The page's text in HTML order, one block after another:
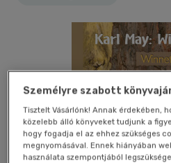
Személyre szabott
Tisztelt Vásárlónk! Annak érdekében,
közelebb álló könyveket tudjunk a
hogy fogadja el az ehhez szükséges
megnyomásával. Ennek hiányában
használata szempontjából